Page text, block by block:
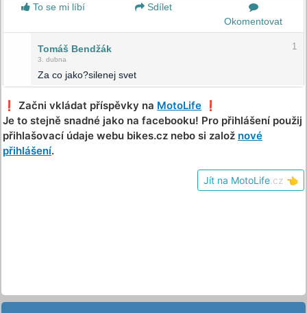
To se mi líbí
Sdílet
Okomentovat
Tomáš Bendžák
3. dubna
1
Za co jako?silenej svet
❗️ Začni vkládat příspěvky na MotoLife ❗️
Je to stejně snadné jako na facebooku! Pro přihlášení použij
přihlašovací údaje webu bikes.cz nebo si založ nové
přihlášení.
Jít na MotoLife .cz 👈